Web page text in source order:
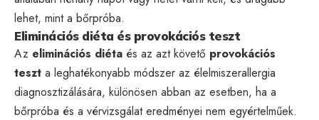
lehet, mint a bőrpróba.
Eliminációs diéta és provokációs teszt
Az eliminációs diéta és az azt követő provokációs
teszt a leghatékonyabb módszer az élelmiszerallergia
diagnosztizálására, különösen abban az esetben, ha a
bőrpróba és a vérvizsgálat eredményei nem egyértelműek.